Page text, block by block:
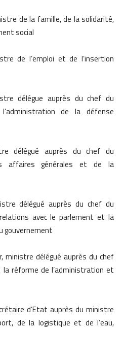
de la famille, de la solidarité,
social
de l’emploi et de l’insertion
délégue auprès du chef du
de la défense
délégué auprès du chef du
affaires générales et de la
délégué auprès du chef du
avec le parlement et la
gouvernement
ministre délégué auprès du chef
la réforme de l’administration et
d’Etat auprès du ministre
de la logistique et de l’eau,